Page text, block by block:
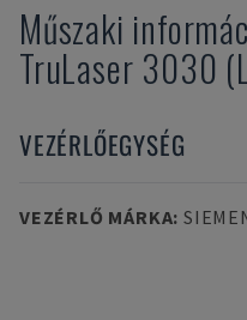
Műszaki
TruLaser 3030
VEZÉRLŐEGYSÉG
VEZÉRLŐ MÁRKA: